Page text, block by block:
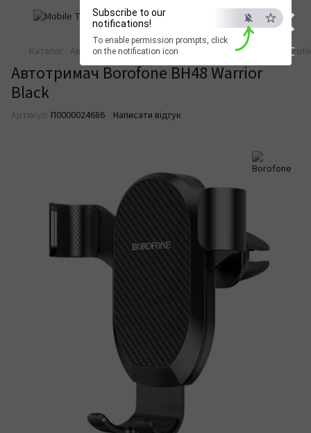
×
ESC
Subscribe to our
notifications!
To enable permission prompts, click
on the notification icon
Каталог Автотовари Автотовари Borofone Автотримач
Автотримач Borofone BH48 Warrior
Black
Артикул: П0000024686 Написати відгук